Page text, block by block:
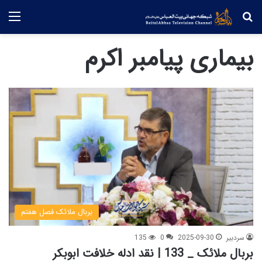
جستجو
بیماری پیامبر اکرم
بربال ملائک فصل هفتم
سردبیر 2025-09-30
0
135
بربال ملائک _ 133 | نقد ادله خلافت ابوبکر